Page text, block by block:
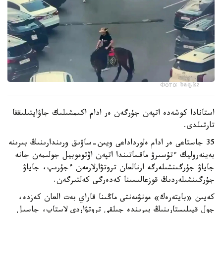
Фото: baq.kz
استانادا كوشەدە اتپەن جۇرگەن ەر ادام اكىمشىلىك جاۋاپتىلىققا
تارتىلدى.
35 جاستاعى ەر ادام ەلورداداعى ويىن-ساۋىق ورىندارىنىڭ بىرىنە
بەينەروليك ءتۇسىرۋ ماقساتىندا اتپەن اۆتوموبيل جولىمەن جانە
جاياۋ جۇرگىنشىلەرگە ارنالعان تروتۋارلارمەن ءجۇرىپ، جاياۋ
جۇرگىنشىلەردىڭ قوزعالىسىنا كەدەرگى كەلتىرگەن.
كەيىن «بايتەرەك» مونۋمەنتى ماڭىنا قاراي بەت العان كەزدە،
جول قيىلىستارىنىڭ بىرىندە جىلقى تروتۋاردى لاستاپ، جاسىل